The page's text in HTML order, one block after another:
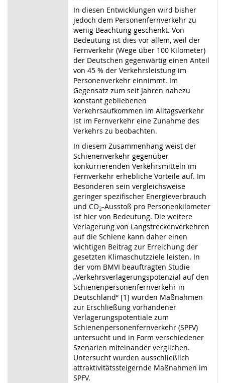
In diesen Entwicklungen wird bisher
jedoch dem Personenfernverkehr zu
wenig Beachtung geschenkt. Von
Bedeutung ist dies vor allem, weil der
Fernverkehr (Wege über 100 Kilometer)
der Deutschen gegenwärtig einen Anteil
von 45 % der Verkehrsleistung im
Personenverkehr einnimmt. Im
Gegensatz zum seit Jahren nahezu
konstant gebliebenen
Verkehrsaufkommen im Alltagsverkehr
ist im Fernverkehr eine Zunahme des
Verkehrs zu beobachten.
In diesem Zusammenhang weist der
Schienenverkehr gegenüber
konkurrierenden Verkehrsmitteln im
Fernverkehr erhebliche Vorteile auf. Im
Besonderen sein vergleichsweise
geringer spezifischer Energieverbrauch
und CO2-Ausstoß pro Personenkilometer
ist hier von Bedeutung. Die weitere
Verlagerung von Langstreckenverkehren
auf die Schiene kann daher einen
wichtigen Beitrag zur Erreichung der
gesetzten Klimaschutzziele leisten. In
der vom BMVI beauftragten Studie
„Verkehrsverlagerungspotenzial auf den
Schienenpersonenfernverkehr in
Deutschland“ [1] wurden Maßnahmen
zur Erschließung vorhandener
Verlagerungspotentiale zum
Schienenpersonenfernverkehr (SPFV)
untersucht und in Form verschiedener
Szenarien miteinander verglichen.
Untersucht wurden ausschließlich
attraktivitätssteigernde Maßnahmen im
SPFV.